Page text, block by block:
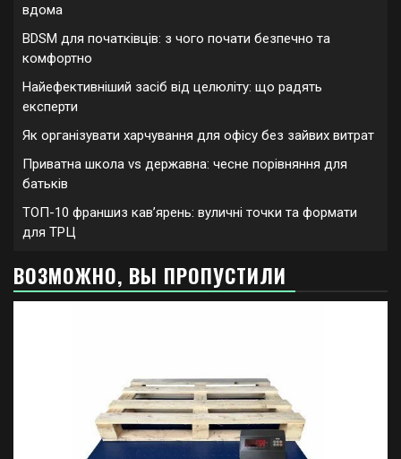
вдома
BDSM для початківців: з чого почати безпечно та
комфортно
Найефективніший засіб від целюліту: що радять
експерти
Як організувати харчування для офісу без зайвих витрат
Приватна школа vs державна: чесне порівняння для
батьків
ТОП-10 франшиз кавʼярень: вуличні точки та формати
для ТРЦ
ВОЗМОЖНО, ВЫ ПРОПУСТИЛИ